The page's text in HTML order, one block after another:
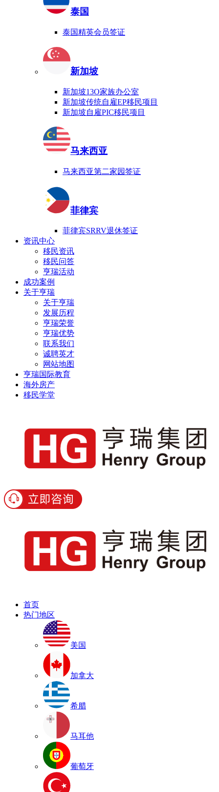
泰国
泰国精英会员签证
新加坡
新加坡13O家族办公室
新加坡传统自雇EP移民项目
新加坡自雇PIC移民项目
马来西亚
马来西亚第二家园签证
菲律宾
菲律宾SRRV退休签证
资讯中心
移民资讯
移民问答
亨瑞活动
成功案例
关于亨瑞
关于亨瑞
发展历程
亨瑞荣誉
亨瑞优势
联系我们
诚聘英才
网站地图
亨瑞国际教育
海外房产
移民学堂
首页
热门地区
美国
加拿大
希腊
马耳他
葡萄牙